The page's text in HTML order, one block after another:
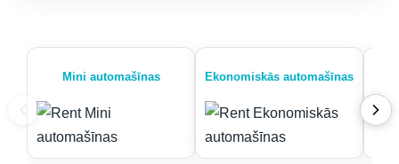
Mini automašīnas Ekonomiskās automašīnas